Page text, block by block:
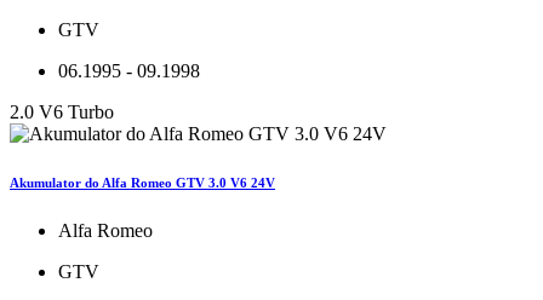
GTV
06.1995 - 09.1998
2.0 V6 Turbo
Akumulator do Alfa Romeo GTV 3.0 V6 24V
Alfa Romeo
GTV